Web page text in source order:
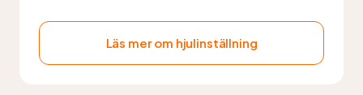
Läs mer om hjulinställning